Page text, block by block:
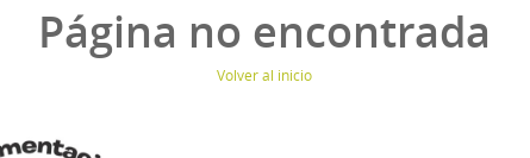
Página no encontrada
Volver al inicio